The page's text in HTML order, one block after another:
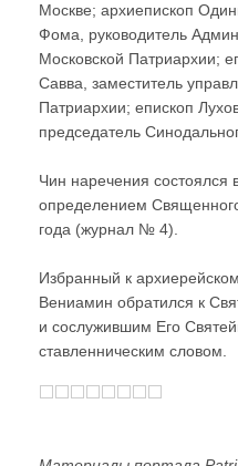
Москве; архиепископ
Фома, руководитель
Московской Патриархии;
Савва, заместитель
Патриархии; епископ
председатель
Чин наречения состоялся
определением
года (журнал № 4).
Избранный к
Вениамин обратился к
и сослужившим Его
ставленническим словом.